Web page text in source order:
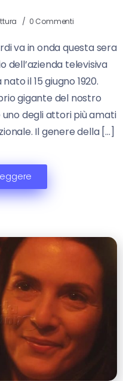
0 Commenti
va in onda questa sera
dell’azienda televisiva
il 15 giugno 1920.
gigante del nostro
degli attori più amati
Il genere della […]